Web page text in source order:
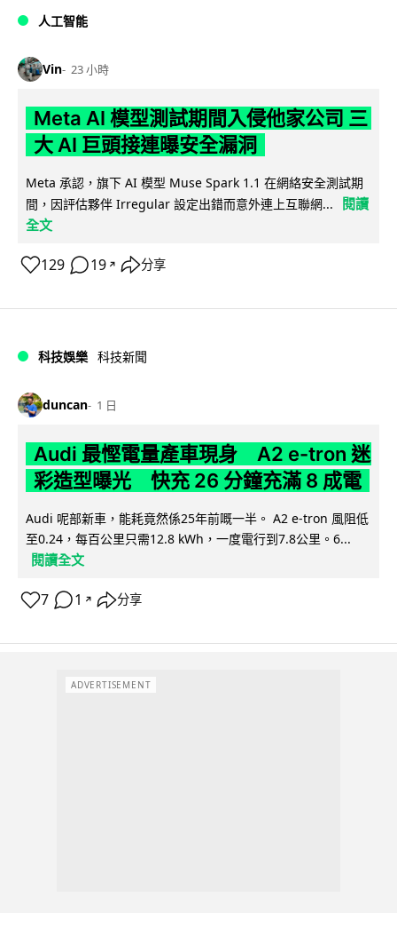
人工智能
Vin 23 小時
Meta AI 模型測試期間入侵他家公司 三
大 AI 巨頭接連曝安全漏洞
Meta 承認，旗下 AI 模型 Muse Spark 1.1 在網絡安全測試期
間，因評估夥伴 Irregular 設定出錯而意外連上互聯網...
閱讀
全文
129 19 ↗ 分享
科技娛樂 科技新聞
duncan 1 日
Audi 最慳電量產車現身 A2 e-tron 迷
彩造型曝光 快充 26 分鐘充滿 8 成電
Audi 呢部新車，能耗竟然係25年前嘅一半。 A2 e-tron 風阻低
至0.24，每百公里只需12.8 kWh，一度電行到7.8公里。6...
閱讀全文
7 1 ↗ 分享
ADVERTISEMENT